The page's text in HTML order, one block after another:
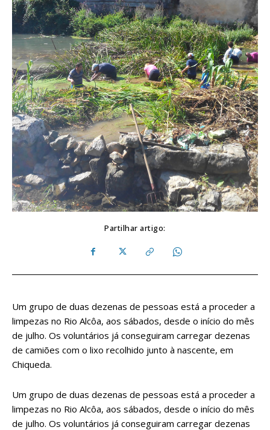
Partilhar artigo:
Um grupo de duas dezenas de pessoas está a proceder a
limpezas no Rio Alcôa, aos sábados, desde o início do mês
de julho. Os voluntários já conseguiram carregar dezenas
de camiões com o lixo recolhido junto à nascente, em
Chiqueda.
Um grupo de duas dezenas de pessoas está a proceder a
limpezas no Rio Alcôa, aos sábados, desde o início do mês
de julho. Os voluntários já conseguiram carregar dezenas